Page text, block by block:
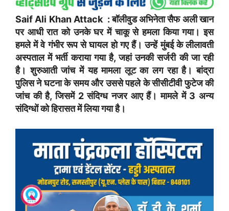
Saif Ali Khan Attack : बॉलीवुड अभिनेता सैफ अली खान
पर आधी रात को उनके घर में चाकू से हमला किया गया। इस
हमले में वे गंभीर रूप से घायल हो गए हैं। उन्हें मुंबई के लीलावती
अस्पताल में भर्ती कराया गया है, जहां उनकी सर्जरी की जा रही
है। शुरुआती जांच में यह मामला लूट का लग रहा है। बांद्रा
पुलिस ने घटना के समय और उससे पहले के सीसीटीवी फुटेज की
जांच की है, जिसमें 2 संदिग्ध नजर आए हैं। मामले में 3 अन्य
संदिग्धों को हिरासत में लिया गया है।